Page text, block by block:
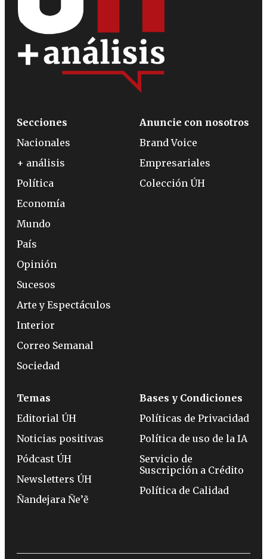
Secciones
Nacionales
+ análisis
Política
Economía
Mundo
País
Opinión
Sucesos
Arte y Espectáculos
Interior
Correo Semanal
Sociedad
Anuncie con nosotros
Brand Voice
Empresariales
Colección ÚH
Temas
Editorial ÚH
Noticias positivas
Pódcast ÚH
Newsletters ÚH
Ñandejara Ñe’ẽ
Bases y Condiciones
Políticas de Privacidad
Política de uso de la IA
Servicio de
Suscripción a Crédito
Política de Calidad